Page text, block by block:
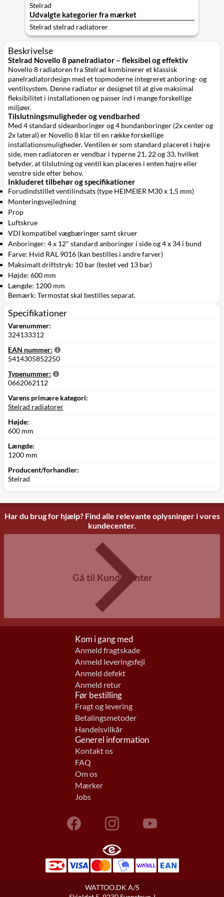
Stelrad
Udvalgte kategorier fra mærket
Stelrad stelrad radiatorer
Beskrivelse
Stelrad Novello 8 panelradiator – fleksibel og effektiv
Novello 8 radiatoren fra Stelrad kombinerer et klassisk
panelradiatordesign med et topmoderne integreret anboring- og
ventilsystem. Denne radiator er designet til at give maksimal
fleksibilitet i installationen og passer ind i mange forskellige
miljøer.
Tilslutningsmuligheder og vendbarhed
Med 4 standard sideanboringer og 4 bundanboringer (2x center og
2x lateral) er Novello 8 klar til en række forskellige
installationsmuligheder. Ventilen er som standard placeret i højre
side, men radiatoren er vendbar i typerne 21, 22 og 33, hvilket
betyder, at tilslutning og ventil kan placeres i enten højre eller
venstre side efter behov.
Inkluderet tilbehør og specifikationer
Forudindstillet ventilindsats (type HEIMEIER M30 x 1,5 mm)
Monteringsvejledning
Prop
Luftskrue
VDI kompatibel vægbæringer samt skruer
Anboringer: 4 x 12" standard anboringer i side og 4 x 34 i bund
Farve: Hvid RAL 9016 (kan bestilles i andre farver)
Maksimalt driftstryk: 10 bar (testet ved 13 bar)
Højde: 600 mm
Længde: 1200 mm
Bemærk: Termostat skal bestilles separat.
Specifikationer
Varenummer:
324133312
EAN nummer:
5414305852250
Typenummer:
0662062112
Varens primære kategori:
Stelrad radiatorer
Højde:
600 mm
Længde:
1200 mm
Producent/forhandler:
Stelrad
Har du brug for hjælp? Find alle relevante oplysninger i vores
kundecenter.
Gå til Kundecenter
Kom i gang med
Anmeld fragtskade
Anmeld leveringsfejl
Anmeld defekt
Anmeld retur
Før bestilling
Fragt og levering
Betalingsmetoder
Handelsvilkår
Generel information
Kontakt os
FAQ
Om os
Mærker
Jobs
WATTOO.DK A/S